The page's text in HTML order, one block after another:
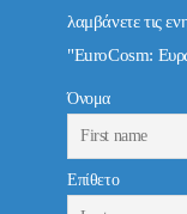
λαμβάνετε τις
"EuroCosm:
Όνομα
Επίθετο